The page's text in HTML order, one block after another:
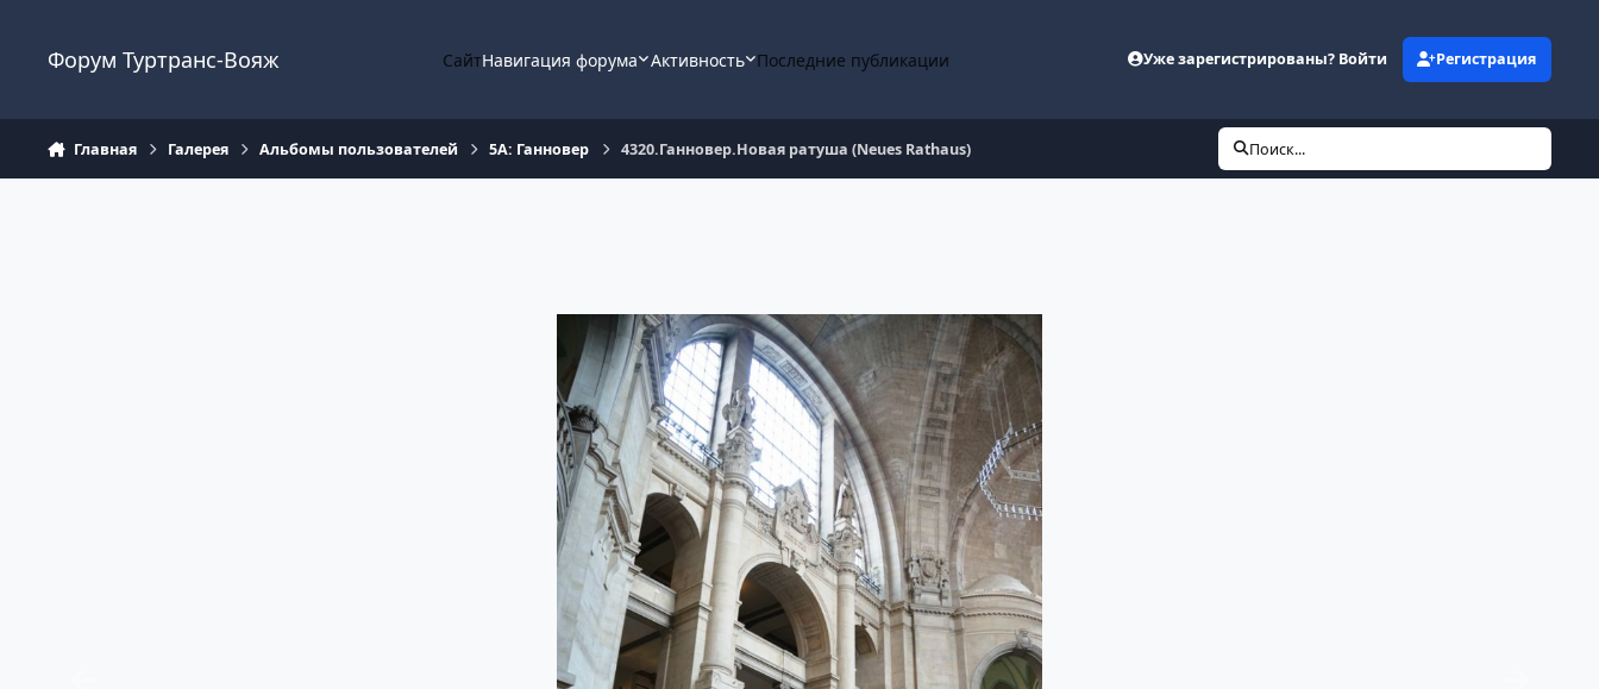
Форум Туртранс-Вояж СайтНавигация форума Активность Последние публикации Уже зарегистрированы? Войти Регистрация
Главная Галерея Альбомы пользователей 5А: Ганновер 4320.Ганновер.Новая ратуша (Neues Rathaus) Поиск...